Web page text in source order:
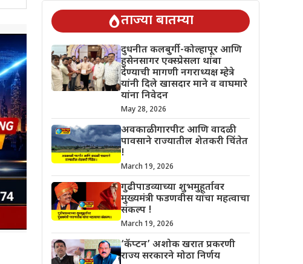
ताज्या बातम्या
दुधनीत कलबुर्गी-कोल्हापूर आणि
हुसेनसागर एक्स्प्रेसला थांबा
देण्याची मागणी नगराध्यक्ष म्हेत्रे
यांनी दिले खासदार माने व वाघमारे
यांना निवेदन
May 28, 2026
अवकाळी गारपीट आणि वादळी
पावसाने राज्यातील शेतकरी चिंतेत
!
March 19, 2026
गुढीपाडव्याच्या शुभमुहूर्तावर
मुख्यमंत्री फडणवीस यांचा महत्वाचा
संकल्प !
March 19, 2026
‘कॅप्टन’ अशोक खरात प्रकरणी
राज्य सरकारने मोठा निर्णय